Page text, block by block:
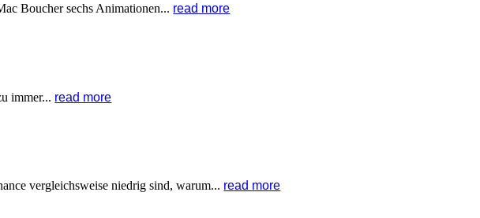
Boucher sechs Animationen... read more
immer... read more
vergleichsweise niedrig sind, warum... read more